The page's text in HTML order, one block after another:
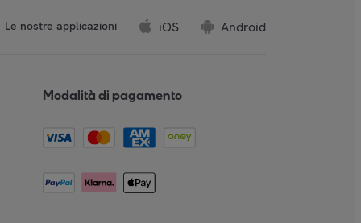
Le nostre applicazioni iOS Android
Modalità di pagamento